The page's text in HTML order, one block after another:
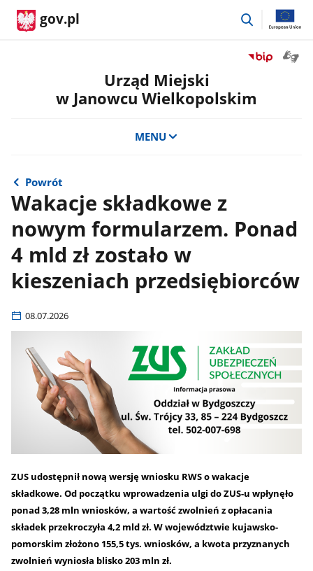
gov.pl
przejdź
Przejdź
Biuletyn
Urząd Miejski
w Janowcu Wielkopolskim
MENU
Powrót
Wakacje składkowe z
nowym formularzem. Ponad
4 mld zł zostało w
kieszeniach przedsiębiorców
08.07.2026
ZUS udostępnił nową wersję wniosku RWS o wakacje
składkowe. Od początku wprowadzenia ulgi do ZUS-u wpłynęło
ponad 3,28 mln wniosków, a wartość zwolnień z opłacania
składek przekroczyła 4,2 mld zł. W województwie kujawsko-
pomorskim złożono 155,5 tys. wniosków, a kwota przyznanych
zwolnień wyniosła blisko 203 mln zł.